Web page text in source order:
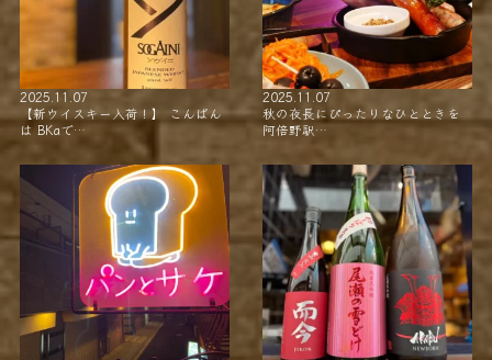
2025.11.07
【新ウイスキー入荷！】 こんばん
は BKaで…
2025.11.07
秋の夜長にぴったりなひとときを
阿倍野駅…